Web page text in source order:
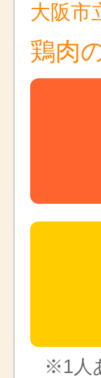
大阪
鶏肉
※1人